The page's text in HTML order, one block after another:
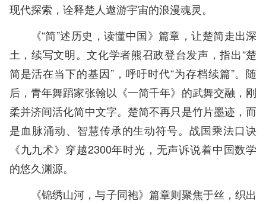
现代探索，诠释楚人遨游宇宙的浪漫魂灵。
《“简”述历史，读懂中国》篇章，让楚简走出深
土，续写文明。文化学者熊召政登台发声，指出“楚
简是活在当下的基因”，呼吁时代“为存档续篇”。随
后，青年舞蹈家张翰以《一简千年》的武舞交融，刚
柔并济间活化简中文字。楚简不再只是竹片墨迹，而
是血脉涌动、智慧传承的生动符号。战国乘法口诀
《九九术》穿越2300年时光，无声诉说着中国数学
的悠久渊源。
《锦绣山河，与子同袍》篇章则聚焦于丝，织出